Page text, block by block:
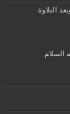
التلاوة
السلام